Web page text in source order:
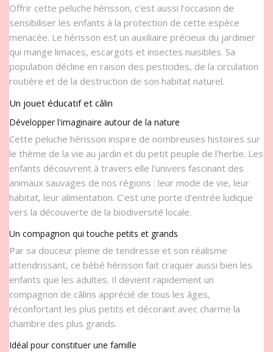
Offrir cette peluche hérisson, c'est aussi l'occasion de
sensibiliser les enfants à la protection de cette espèce
menacée. Le hérisson est un auxiliaire précieux du jardinier
qui mange limaces, escargots et insectes nuisibles. Sa
population décline en raison des pesticides, de la circulation
routière et de la destruction de son habitat naturel.
Un jouet éducatif et câlin
Développer l'imaginaire autour de la nature
Cette peluche hérisson inspire de nombreuses histoires sur
le thème de la vie au jardin et du petit peuple de l'herbe. Les
enfants découvrent à travers elle l'univers fascinant des
animaux sauvages de nos régions : leur mode de vie, leur
habitat, leur alimentation. C'est une porte d'entrée ludique
vers la découverte de la biodiversité locale.
Un compagnon qui touche petits et grands
Par sa douceur pleine de tendresse et son réalisme
attendrissant, ce bébé hérisson fait craquer aussi bien les
enfants que les adultes. Il devient rapidement un
compagnon de câlins apprécié de tous les âges,
réconfortant les plus petits et décorant avec charme la
chambre des plus grands.
Idéal pour constituer une famille